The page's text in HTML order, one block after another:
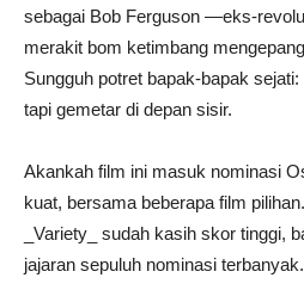
sebagai Bob Ferguson —eks-
merakit bom ketimbang
Sungguh potret bapak-bapak
tapi gemetar di depan sisir.
Akankah film ini masuk nominasi
kuat, bersama beberapa film
_Variety_ sudah kasih skor tinggi,
jajaran sepuluh nominasi terbanyak.